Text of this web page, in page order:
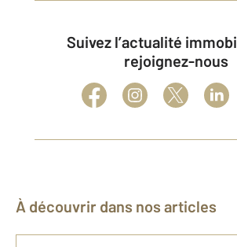
Suivez l’actualité immobilière et
rejoignez-nous
À découvrir dans nos articles